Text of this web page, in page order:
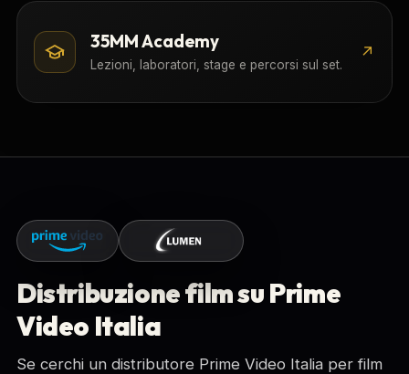
35MM Academy
Lezioni, laboratori, stage e percorsi sul set.
↗
Distribuzione film su Prime
Video Italia
Se cerchi un distributore Prime Video Italia per film